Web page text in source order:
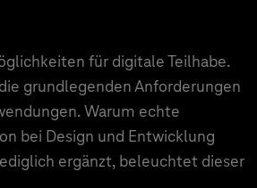
für digitale Teilhabe.
grundlegenden Anforderungen
Warum echte
bei Design und Entwicklung
ergänzt, beleuchtet dieser